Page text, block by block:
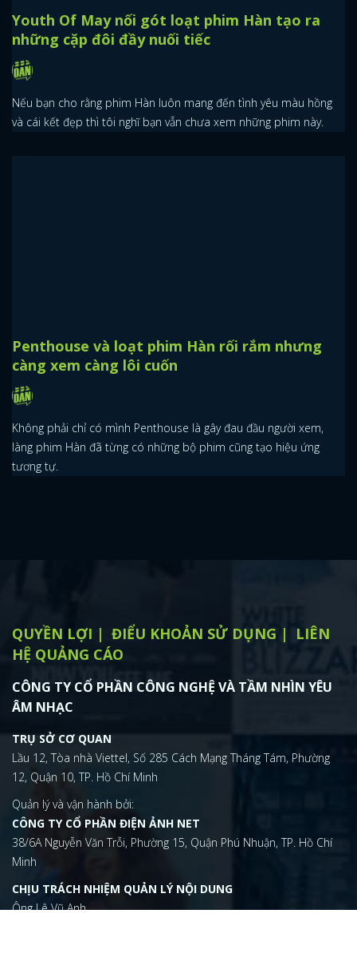
Youth Of May nối gót loạt phim Hàn tạo ra
những cặp đôi đầy nuối tiếc
Nếu bạn cho rằng phim Hàn luôn mang đến tình yêu màu hồng
và cái kết đẹp thì tôi nghĩ bạn vẫn chưa xem những phim này.
Penthouse và loạt phim Hàn rối rắm nhưng
càng xem càng lôi cuốn
Không phải chỉ có mình Penthouse là gây đau đầu người xem,
làng phim Hàn đã từng có những bộ phim cũng tạo hiệu ứng
tương tự.
QUYỀN LỢI ĐIỂU KHOẢN SỬ DỤNG
LIÊN
HỆ QUẢNG CÁO
CÔNG TY CỔ PHẦN CÔNG NGHỆ VÀ TẦM NHÌN YÊU
ÂM NHẠC
TRỤ SỞ CƠ QUAN
Lầu 12, Tòa nhà Viettel, Số 285 Cách Mạng Tháng Tám, Phường
12, Quận 10, TP. Hồ Chí Minh
Quản lý và vận hành bởi:
CÔNG TY CỔ PHẦN ĐIỆN ẢNH NET
38/6A Nguyễn Văn Trỗi, Phường 15, Quận Phú Nhuận, TP. Hồ Chí
Minh
CHỊU TRÁCH NHIỆM QUẢN LÝ NỘI DUNG
Ông Lê Vũ Anh